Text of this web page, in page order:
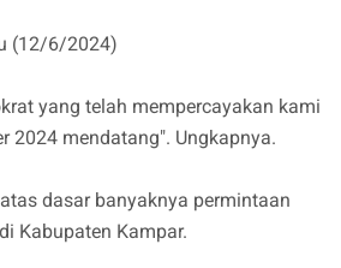
(12/6/2024)
yang telah mempercayakan kami
2024 mendatang". Ungkapnya.
dasar banyaknya permintaan
Kabupaten Kampar.